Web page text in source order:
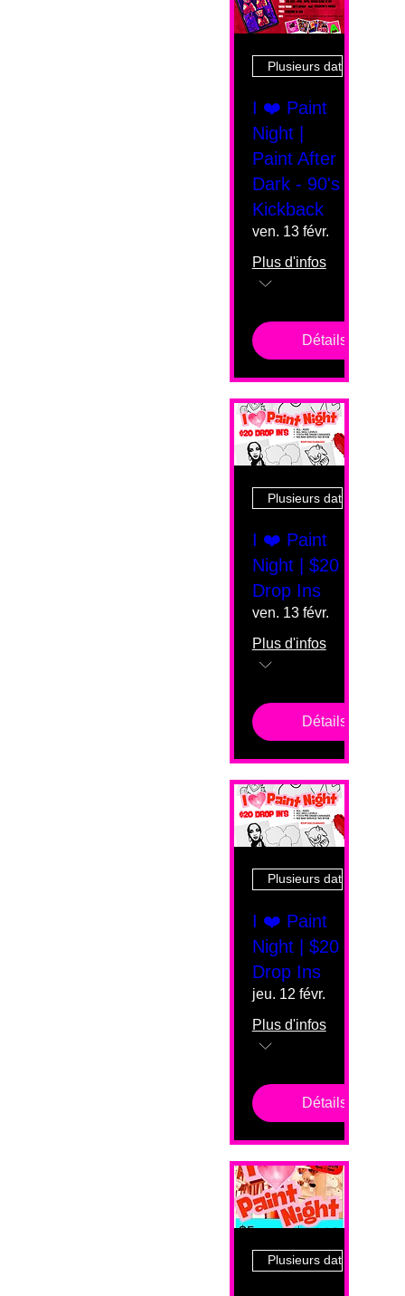
Plusieurs dates
I ❤️ Paint
Night |
Paint After
Dark - 90's
Kickback
ven. 13 févr.
Plus d'infos
Détails
Plusieurs dates
I ❤️ Paint
Night | $20
Drop Ins
ven. 13 févr.
Plus d'infos
Détails
Plusieurs dates
I ❤️ Paint
Night | $20
Drop Ins
jeu. 12 févr.
Plus d'infos
Détails
Plusieurs dates